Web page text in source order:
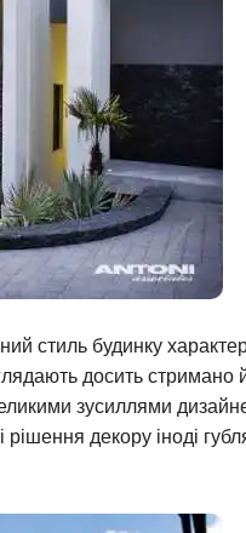
стиль будинку
досить стримано
зусиллями
декору іноді